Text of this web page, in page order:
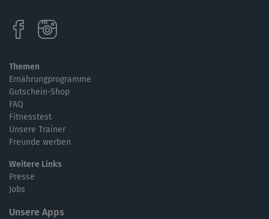
Themen
Ernährungprogramme
Gutschein-Shop
FAQ
Fitnesstest
Unsere Trainer
Freunde werben
Weitere Links
Presse
Jobs
Unsere Apps